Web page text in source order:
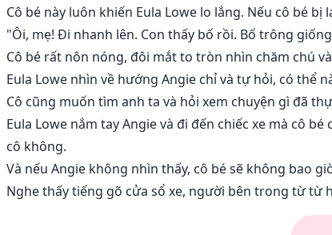
Cô bé này luôn khiến Eula Lowe lo lắng. Nếu cô bé
"Ôi, mẹ! Đi nhanh lên. Con thấy bố rồi. Bố trông
Cô bé rất nôn nóng, đôi mắt to tròn nhìn chăm chú
Eula Lowe nhìn về hướng Angie chỉ và tự hỏi, có thể
Cô cũng muốn tìm anh ta và hỏi xem chuyện gì đã
Eula Lowe nắm tay Angie và đi đến chiếc xe mà cô
cô không.
Và nếu Angie không nhìn thấy, cô bé sẽ không bao
Nghe thấy tiếng gõ cửa sổ xe, người bên trong từ từ